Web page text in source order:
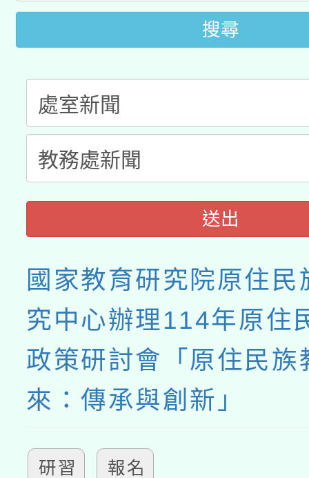
開 智慧啟航」搜尋
送出
國家教育研究院原住民
究中心辦理114年原住
政策研討會「原住民族
來：傳承與創新」
研習 報名